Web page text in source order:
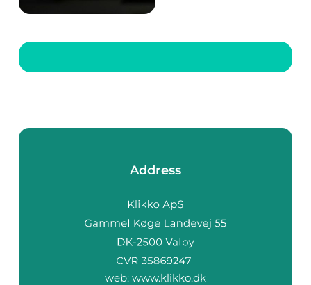
ljus kan skapa
inredningen och till
Address
web: www.klikko.dk